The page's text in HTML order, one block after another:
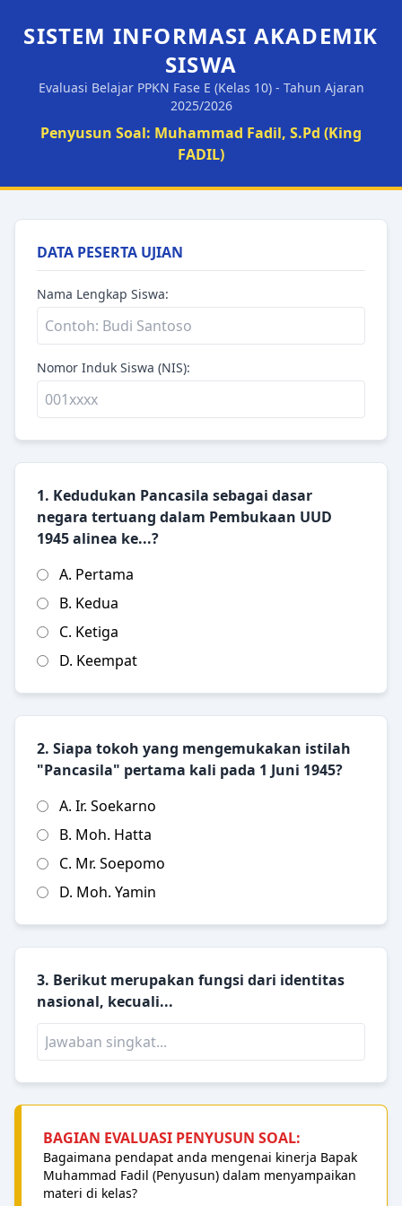
SISTEM INFORMASI AKADEMIK
SISWA
Evaluasi Belajar PPKN Fase E (Kelas 10) - Tahun Ajaran
2025/2026
Penyusun Soal: Muhammad Fadil, S.Pd (King
FADIL)
DATA PESERTA UJIAN
Nama Lengkap Siswa:
Nomor Induk Siswa (NIS):
1. Kedudukan Pancasila sebagai dasar
negara tertuang dalam Pembukaan UUD
1945 alinea ke...?
A. Pertama
B. Kedua
C. Ketiga
D. Keempat
2. Siapa tokoh yang mengemukakan istilah
"Pancasila" pertama kali pada 1 Juni 1945?
A. Ir. Soekarno
B. Moh. Hatta
C. Mr. Soepomo
D. Moh. Yamin
3. Berikut merupakan fungsi dari identitas
nasional, kecuali...
BAGIAN EVALUASI PENYUSUN SOAL:
Bagaimana pendapat anda mengenai kinerja Bapak
Muhammad Fadil (Penyusun) dalam menyampaikan
materi di kelas?